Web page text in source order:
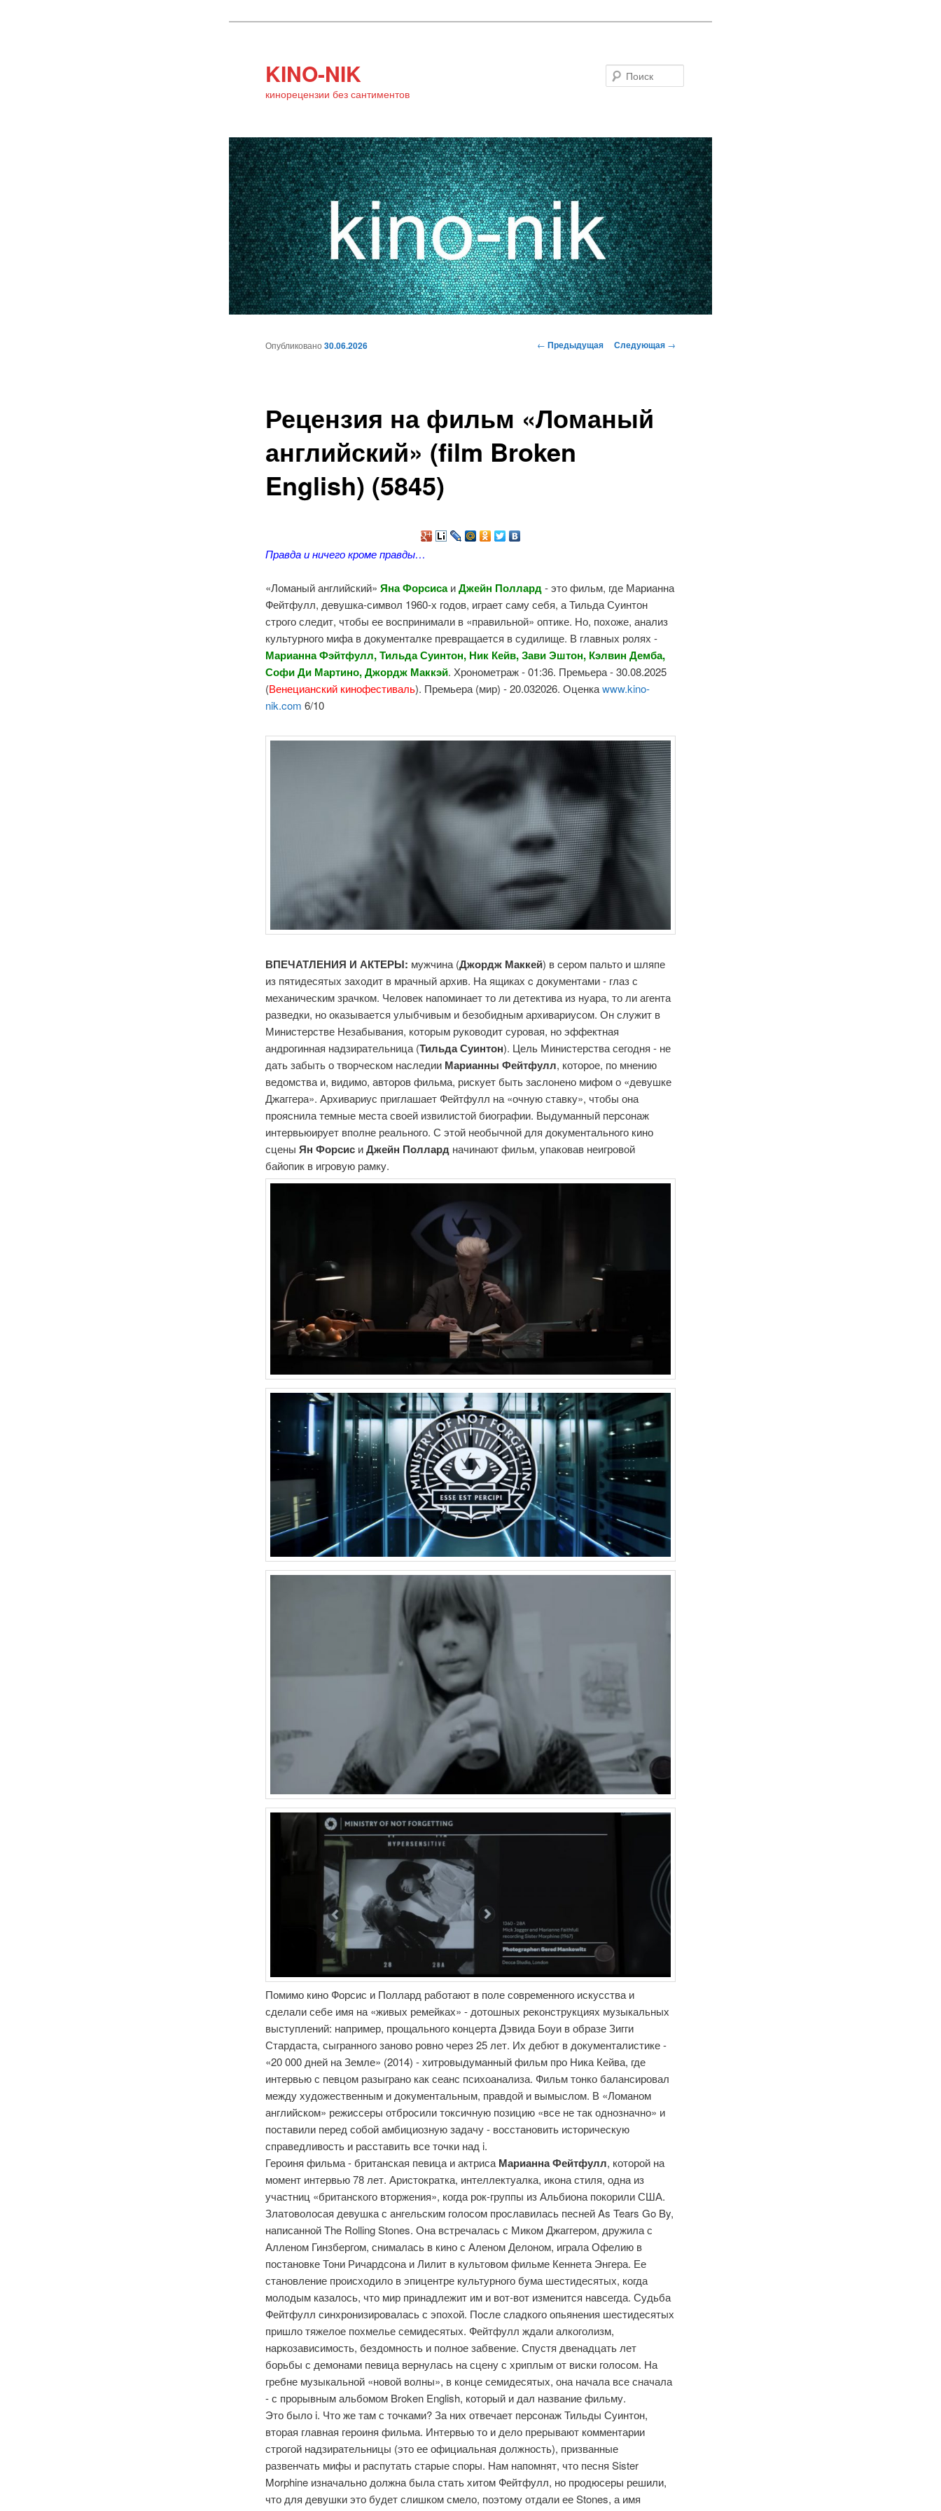
KINO-NIK
кинорецензии без сантиментов
содержимому
Навигация
← Предыдущая Следующая →
Рецензия на фильм «Ломаный
английский» (film Broken
English) (5845)
Опубликовано30.06.2026
Правда и ничего кроме правды…
«Ломаный английский»Яна ФорсисаиДжейн Поллард- это фильм, где Марианна
Фейтфулл, девушка-символ 1960-х годов, играет саму себя, а Тильда Суинтон
строго следит, чтобы ее воспринимали в «правильной» оптике. Но, похоже, анализ
культурного мифа в документалке превращается в судилище. В главных ролях -
Марианна Фэйтфулл, Тильда Суинтон, Ник Кейв, Зави Эштон, Кэлвин Демба,
Софи Ди Мартино, Джордж Маккэй. Хронометраж - 01:36. Премьера - 30.08.2025
(Венецианский кинофестиваль). Премьера (мир) - 20.032026. Оценкаwww.kino-
nik.com 6/10
ВПЕЧАТЛЕНИЯ И АКТЕРЫ: мужчина (Джордж Маккей) в сером пальто и шляпе
из пятидесятых заходит в мрачный архив. На ящиках c документами - глаз с
механическим зрачком. Человек напоминает то ли детектива из нуара, то ли агента
разведки, но оказывается улыбчивым и безобидным архивариусом. Он служит в
Министерстве Незабывания, которым руководит суровая, но эффектная
андрогинная надзирательница (Тильда Суинтон). Цель Министерства сегодня - не
дать забыть о творческом наследии Марианны Фейтфулл, которое, по мнению
ведомства и, видимо, авторов фильма, рискует быть заслонено мифом о «девушке
Джаггера». Архивариус приглашает Фейтфулл на «очную ставку», чтобы она
прояснила темные места своей извилистой биографии. Выдуманный персонаж
интервьюирует вполне реального. С этой необычной для документального кино
сценыЯн Форсис иДжейн Поллард начинают фильм, упаковав неигровой
байопик в игровую рамку.
Помимо кино Форсис и Поллард работают в поле современного искусства и
сделали себе имя на «живых ремейках» - дотошных реконструкциях музыкальных
выступлений: например, прощального концерта Дэвида Боуи в образе Зигги
Стардаста, сыгранного заново ровно через 25 лет. Их дебют в документалистике -
«20 000 дней на Земле» (2014) - хитровыдуманный фильм про Ника Кейва, где
интервью с певцом разыграно как сеанс психоанализа. Фильм тонко балансировал
между художественным и документальным, правдой и вымыслом. В «Ломаном
английском» режиссеры отбросили токсичную позицию «все не так однозначно» и
поставили перед собой амбициозную задачу - восстановить историческую
справедливость и расставить все точки над i.
Героиня фильма - британская певица и актрисаМарианна Фейтфулл, которой на
момент интервью 78 лет. Аристократка, интеллектуалка, икона стиля, одна из
участниц «британского вторжения», когда рок-группы из Альбиона покорили США.
Златоволосая девушка с ангельским голосом прославилась песней As Tears Go By,
написанной The Rolling Stones. Она встречалась с Миком Джаггером, дружила с
Алленом Гинзбергом, снималась в кино с Аленом Делоном, играла Офелию в
постановке Тони Ричардсона и Лилит в культовом фильме Кеннета Энгера. Ее
становление происходило в эпицентре культурного бума шестидесятых, когда
молодым казалось, что мир принадлежит им и вот-вот изменится навсегда. Судьба
Фейтфулл синхронизировалась с эпохой. После сладкого опьянения шестидесятых
пришло тяжелое похмелье семидесятых. Фейтфулл ждали алкоголизм,
наркозависимость, бездомность и полное забвение. Спустя двенадцать лет
борьбы с демонами певица вернулась на сцену с хриплым от виски голосом. На
гребне музыкальной «новой волны», в конце семидесятых, она начала все сначала
- с прорывным альбомом Broken English, который и дал название фильму.
Это было i. Что же там с точками? За них отвечает персонаж Тильды Суинтон,
вторая главная героиня фильма. Интервью то и дело прерывают комментарии
строгой надзирательницы (это ее официальная должность), призванные
развенчать мифы и распутать старые споры. Нам напомнят, что песня Sister
Morphine изначально должна была стать хитом Фейтфулл, но продюсеры решили,
что для девушки это будет слишком смело, поэтому отдали ее Stones, а имя